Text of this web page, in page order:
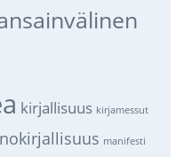
kirjallisuus kirjamessut
manifesti